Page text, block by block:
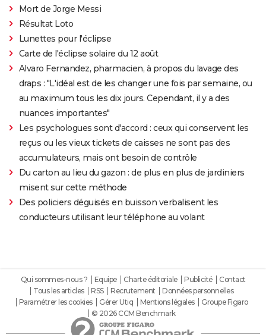
Mort de Jorge Messi
Résultat Loto
Lunettes pour l'éclipse
Carte de l'éclipse solaire du 12 août
Alvaro Fernandez, pharmacien, à propos du lavage des
draps : "L'idéal est de les changer une fois par semaine, ou
au maximum tous les dix jours. Cependant, il y a des
nuances importantes"
Les psychologues sont d'accord : ceux qui conservent les
reçus ou les vieux tickets de caisses ne sont pas des
accumulateurs, mais ont besoin de contrôle
Du carton au lieu du gazon : de plus en plus de jardiniers
misent sur cette méthode
Des policiers déguisés en buisson verbalisent les
conducteurs utilisant leur téléphone au volant
Qui sommes-nous ? Equipe Charte éditoriale Publicité
Contact
Tous les articles
RSS Recrutement
Données personnelles
Paramétrer les cookies
Gérer Utiq Mentions légales
Groupe Figaro
© 2026 CCM Benchmark